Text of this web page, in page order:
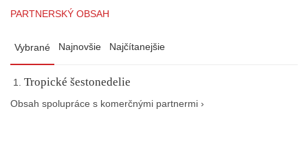
PARTNERSKÝ OBSAH
Vybrané Najnovšie Najčítanejšie
Tropické šestonedelie
Obsah spolupráce s komerčnými partnermi ›